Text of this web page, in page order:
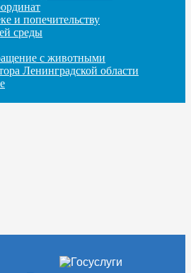
и попечительству
среды
с животными
Ленинградской области